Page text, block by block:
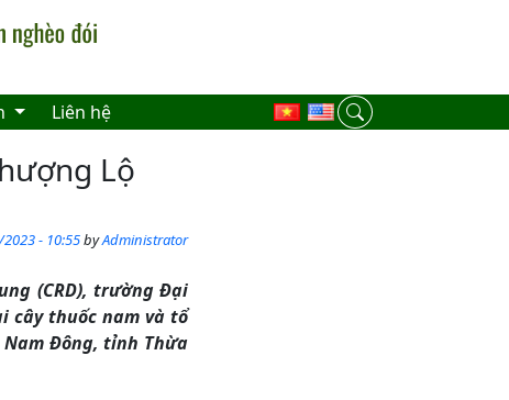
Liên hệ
Lộ
- 10:55byAdministrator
(CRD), trường Đại
cây thuốc nam và tổ
Đông, tỉnh Thừa